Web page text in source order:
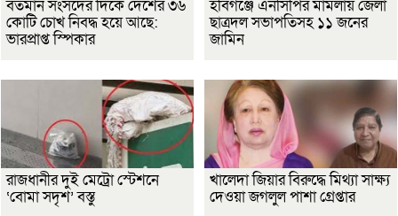
বর্তমান সংসদের দিকে দেশের ৩৬
কোটি চোখ নিবদ্ধ হয়ে আছে:
ভারপ্রাপ্ত স্পিকার
হবিগঞ্জে এনসিপির মামলায় জেলা
ছাত্রদল সভাপতিসহ ১১ জনের
জামিন
রাজধানীর দুই মেট্রো স্টেশনে
‘বোমা সদৃশ’ বস্তু
খালেদা জিয়ার বিরুদ্ধে মিথ্যা সাক্ষ্য
দেওয়া জগলুল পাশা গ্রেপ্তার